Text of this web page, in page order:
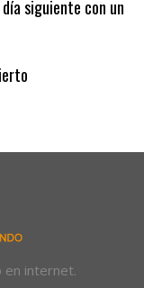
bar de Palma por no
siguiente con un